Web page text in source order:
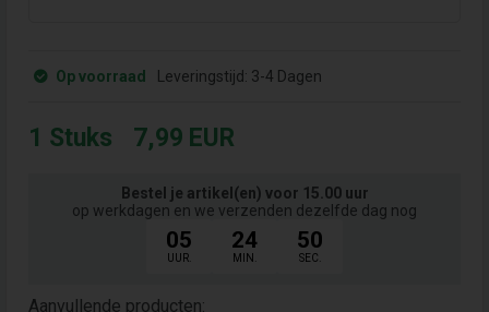
Leveringstijd: 3-4 Dagen
Op voorraad
1 Stuks 7,99 EUR
Bestel je artikel(en) voor 15.00 uur
op werkdagen en we verzenden dezelfde dag nog
05
UUR.
24
MIN.
50
SEC.
Aanvullende producten: